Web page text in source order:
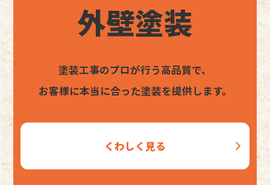
外壁塗装
塗装工事のプロが行う高品質で、
お客様に本当に合った塗装を提供します。
くわしく見る